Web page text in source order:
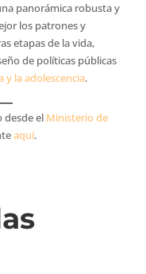
panorámica robusta y
los patrones y
etapas de la vida,
de políticas públicas
y la adolescencia.
desde el Ministerio de
aquí.